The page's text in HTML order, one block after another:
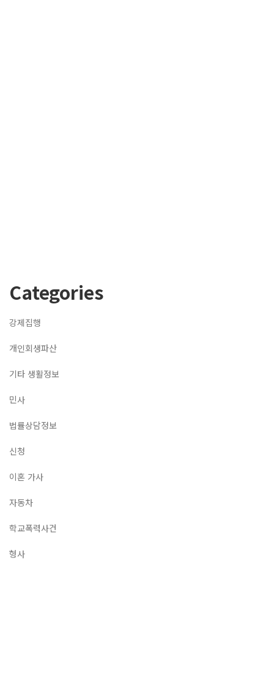
Categories
강제집행
개인회생파산
기타 생활정보
민사
법률상담정보
신청
이혼 가사
자동차
학교폭력사건
형사